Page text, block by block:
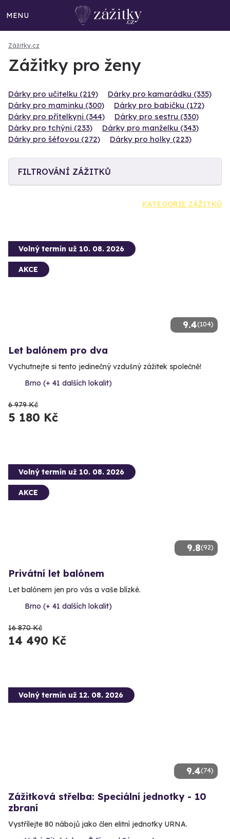
MENU
Zážitky.cz
Zážitky pro ženy
Dárky pro učitelku (219)
Dárky pro kamarádku (335)
Dárky pro maminku (300)
Dárky pro babičku (172)
Dárky pro přítelkyni (344)
Dárky pro sestru (330)
Dárky pro tchýni (233)
Dárky pro manželku (343)
Dárky pro šéfovou (272)
Dárky pro holky (223)
FILTROVÁNÍ ZÁŽITKŮ
KATEGORIE ZÁŽITKŮ
9.4(104)
Volný termín už 10. 08. 2026
AKCE
Let balónem pro dva
Vychutnejte si tento jedinečný vzdušný zážitek společně!
Brno (+ 41 dalších lokalit)
6 979 Kč
5 180 Kč
9.8(92)
Volný termín už 10. 08. 2026
AKCE
Privátní let balónem
Let balónem jen pro vás a vaše blízké.
Brno (+ 41 dalších lokalit)
16 870 Kč
14 490 Kč
9.4(74)
Volný termín už 12. 08. 2026
Zážitková střelba: Speciální jednotky - 10
zbraní
Vystřílejte 80 nábojů jako člen elitní jednotky URNA.